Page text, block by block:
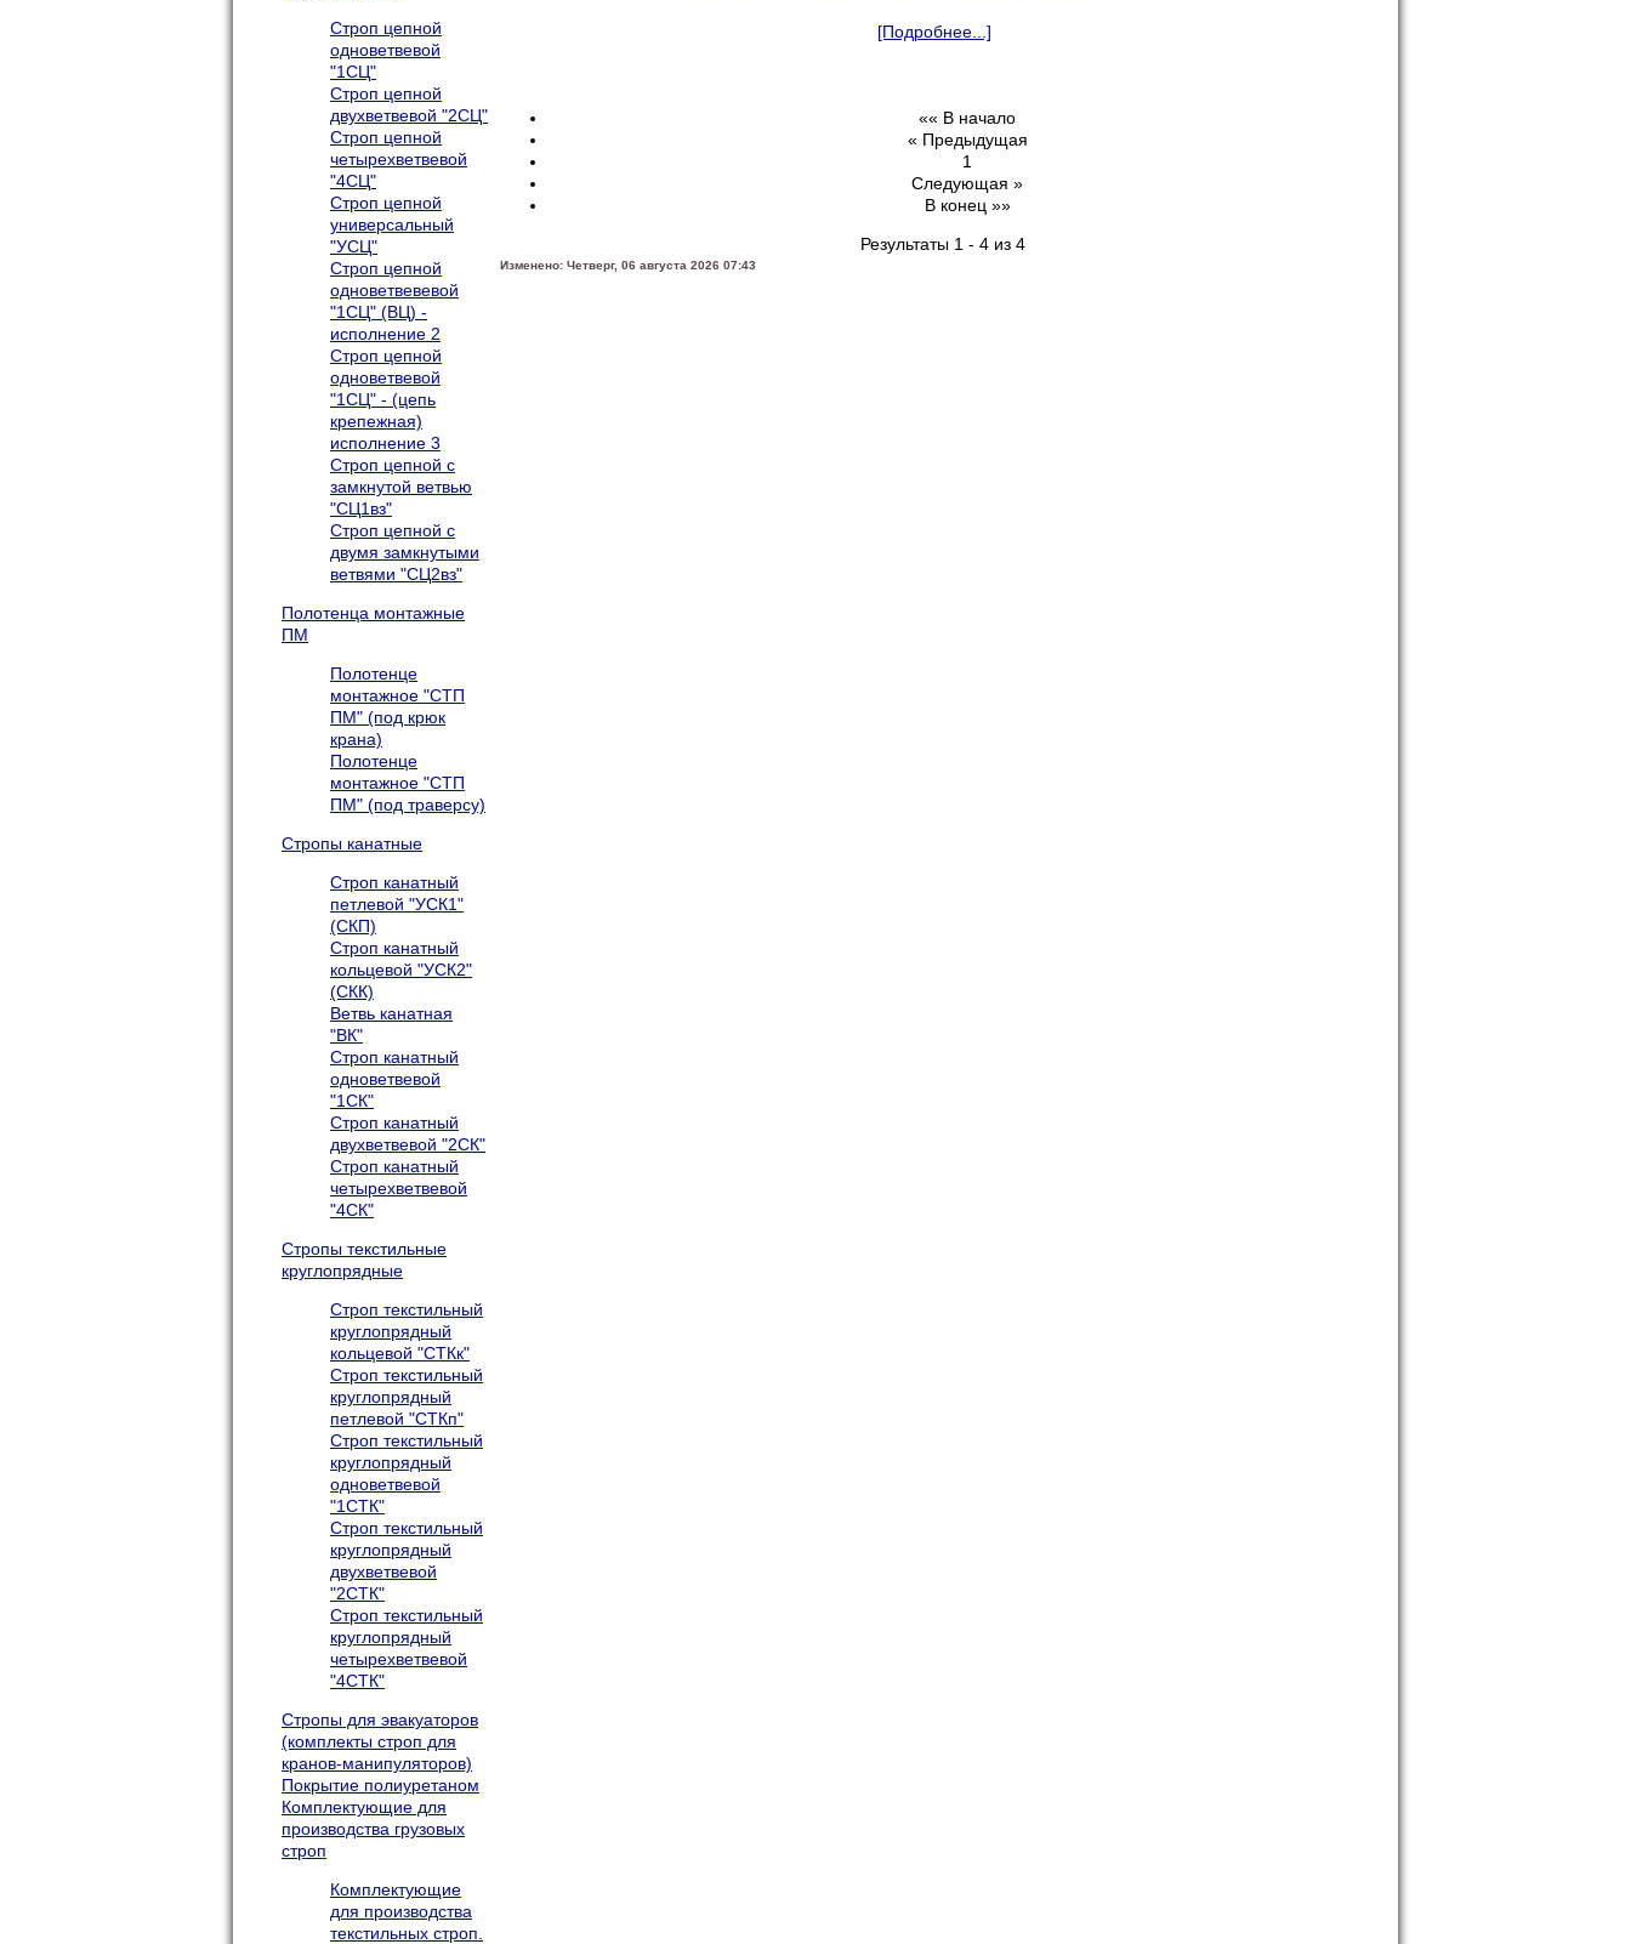
Строп цепной
одноветвевой
"1СЦ"
Строп цепной
двухветвевой "2СЦ"
Строп цепной
четырехветвевой
"4СЦ"
Строп цепной
универсальный
"УСЦ"
Строп цепной
одноветвевевой
"1СЦ" (ВЦ) -
исполнение 2
Строп цепной
одноветвевой
"1СЦ" - (цепь
крепежная)
исполнение 3
Строп цепной с
замкнутой ветвью
"СЦ1вз"
Строп цепной с
двумя замкнутыми
ветвями "СЦ2вз"
Полотенца монтажные
ПМ
Полотенце
монтажное "СТП
ПМ" (под крюк
крана)
Полотенце
монтажное "СТП
ПМ" (под траверсу)
Стропы канатные
Строп канатный
петлевой "УСК1"
(СКП)
Строп канатный
кольцевой "УСК2"
(СКК)
Ветвь канатная
"ВК"
Строп канатный
одноветвевой
"1СК"
Строп канатный
двухветвевой "2СК"
Строп канатный
четырехветвевой
"4СК"
Стропы текстильные
круглопрядные
Строп текстильный
круглопрядный
кольцевой "СТКк"
Строп текстильный
круглопрядный
петлевой "СТКп"
Строп текстильный
круглопрядный
одноветвевой
"1СТК"
Строп текстильный
круглопрядный
двухветвевой
"2СТК"
Строп текстильный
круглопрядный
четырехветвевой
"4СТК"
Cтропы для эвакуаторов
(комплекты строп для
кранов-манипуляторов)
Покрытие полиуретаном
Комплектующие для
производства грузовых
строп
Комплектующие
для производства
текстильных строп.
[Подробнее...]
«« В начало
« Предыдущая
1
Следующая »
В конец »»
Результаты 1 - 4 из 4
Изменено: Четверг, 06 августа 2026 07:43